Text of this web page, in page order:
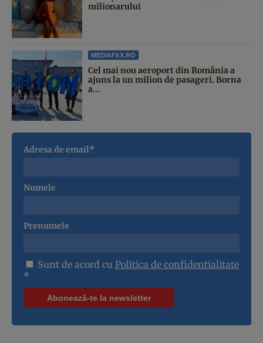
milionarului
MEDIAFAX.RO
Cel mai nou aeroport din România a
ajuns la un milion de pasageri. Borna
a...
Adresa de email*
Numele
Prenumele
Sunt de acord cu Politica de confidentialitate
*